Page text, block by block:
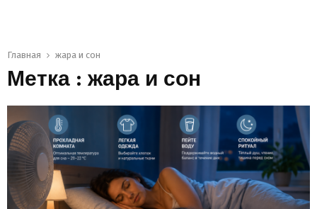
Главная жара и сон
Метка : жара и сон